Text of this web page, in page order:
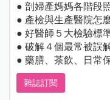
● 剖婦產媽媽各階段
● 產檢與生產醫院怎
● 好醫師５大檢驗標
● 破解４個最常被誤
● 藥膳、茶飲、日常
雜誌訂閱